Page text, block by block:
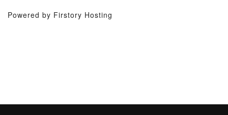
Powered by Firstory Hosting